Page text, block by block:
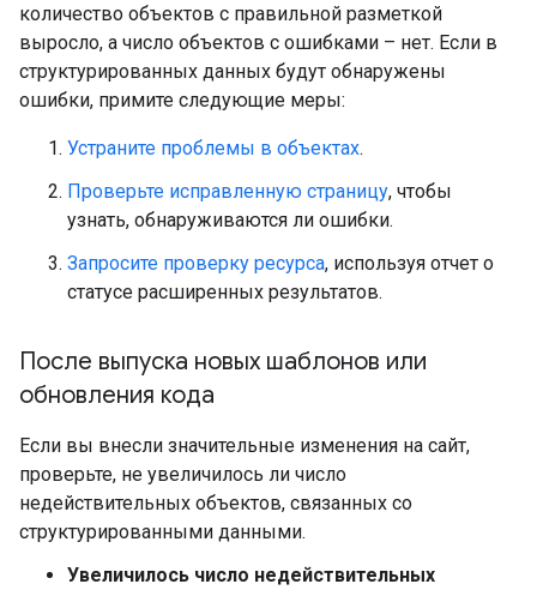
количество объектов с правильной разметкой
выросло, а число объектов с ошибками – нет. Если в
структурированных данных будут обнаружены
ошибки, примите следующие меры:
Устраните проблемы в объектах.
Проверьте исправленную страницу, чтобы
узнать, обнаруживаются ли ошибки.
Запросите проверку ресурса, используя отчет о
статусе расширенных результатов.
После выпуска новых шаблонов или
обновления кода
Если вы внесли значительные изменения на сайт,
проверьте, не увеличилось ли число
недействительных объектов, связанных со
структурированными данными.
Увеличилось число недействительных